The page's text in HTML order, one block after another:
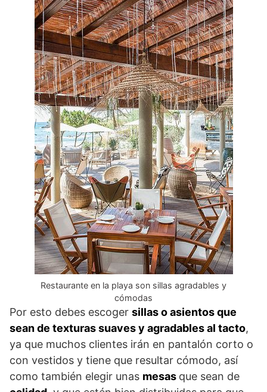
Restaurante en la playa son sillas agradables y
cómodas
Por esto debes escoger sillas o asientos que
sean de texturas suaves y agradables al tacto,
ya que muchos clientes irán en pantalón corto o
con vestidos y tiene que resultar cómodo, así
como también elegir unas mesas que sean de